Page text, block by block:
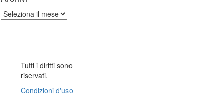
Archivi
Tutti i diritti sono
riservati.
Condizioni d'uso